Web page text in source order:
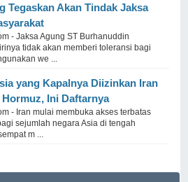
Tegaskan Akan Tindak Jaksa
- Jaksa Agung ST Burhanuddin
tidak akan memberi toleransi bagi
we ...
yang Kapalnya Diizinkan Iran
Hormuz, Ini Daftarnya
- Iran mulai membuka akses terbatas
sejumlah negara Asia di tengah
m ...